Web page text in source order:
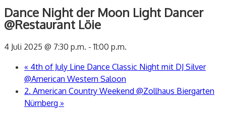
Dance Night der Moon Light Dancer
@Restaurant Löie
4 Juli 2025 @ 7:30 p.m. -11:00 p.m.
« 4th of July Line Dance Classic Night mit DJ Silver
@American Western Saloon
2. American Country Weekend @Zollhaus Biergarten
Nürnberg »